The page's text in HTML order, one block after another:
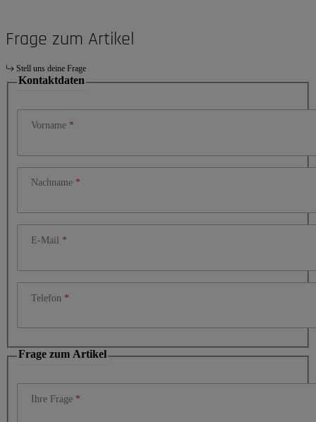
Frage zum Artikel
Stell uns deine Frage
Kontaktdaten
Vorname
Nachname
E-Mail
Telefon
Frage zum Artikel
Ihre Frage